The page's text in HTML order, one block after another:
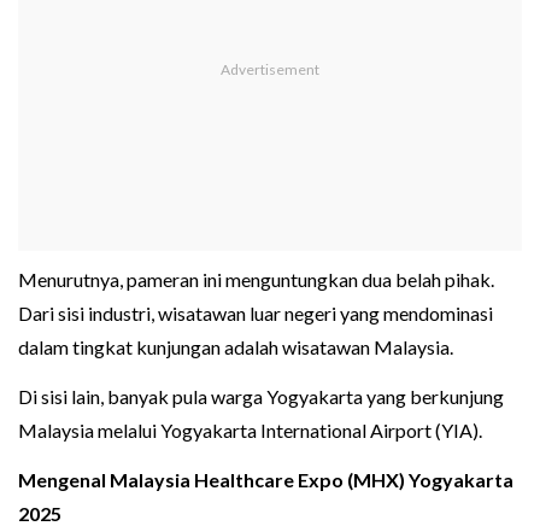
Menurutnya, pameran ini menguntungkan dua belah pihak.
Dari sisi industri, wisatawan luar negeri yang mendominasi
dalam tingkat kunjungan adalah wisatawan Malaysia.
Di sisi lain, banyak pula warga Yogyakarta yang berkunjung
Malaysia melalui Yogyakarta International Airport (YIA).
Mengenal Malaysia Healthcare Expo (MHX) Yogyakarta
2025